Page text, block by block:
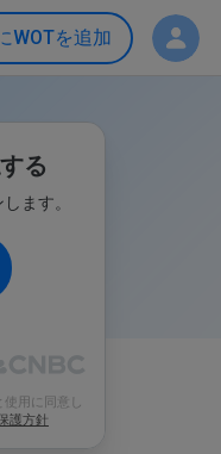
WOTを追加
る
ます。
用に同意し
護方針